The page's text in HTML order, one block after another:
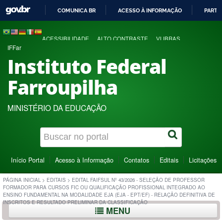
COMUNICA BR ACESSO À INFORMAÇÃO
ACESSIBILIDADE ALTO CONTRASTE VLIBRAS
IFFar
Instituto Federal
Farroupilha
MINISTÉRIO DA EDUCAÇÃO
Início Portal Acesso à Informação Contatos Editais Licitações
PÁGINA INICIAL > EDITAIS > EDITAL FAIFSUL Nº 43/2026 - SELEÇÃO DE PROFESSOR
FORMADOR PARA CURSOS FIC OU QUALIFICAÇÃO PROFISSIONAL INTEGRADO AO
ENSINO FUNDAMENTAL NA MODALIDADE EJA (EJA - EPT/EF) - RELAÇÃO DEFINITIVA DE
INSCRITOS E RESULTADO PRELIMINAR DA CLASSIFICAÇÃO
MENU